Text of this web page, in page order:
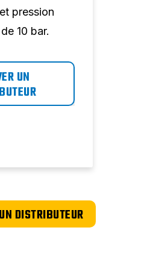
pression
10 bar.
UN
DISTRIBUTEUR